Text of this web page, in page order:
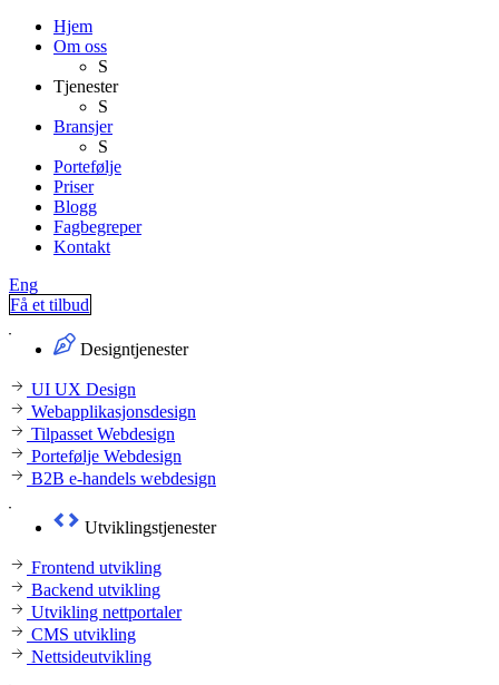
Hjem
Om oss
S
Tjenester
S
Bransjer
S
Portefølje
Priser
Blogg
Fagbegreper
Kontakt
Eng
Få et tilbud
Designtjenester
UI UX Design
Webapplikasjonsdesign
Tilpasset Webdesign
Portefølje Webdesign
B2B e-handels webdesign
Utviklingstjenester
Frontend utvikling
Backend utvikling
Utvikling nettportaler
CMS utvikling
Nettsideutvikling